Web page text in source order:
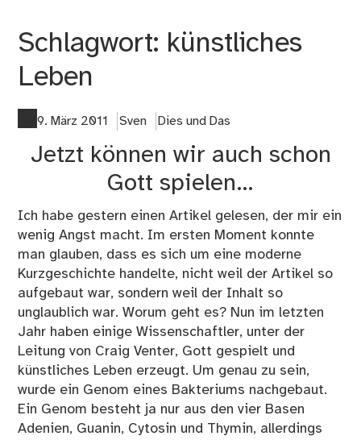
Schlagwort: künstliches
Leben
9. März 2011 Sven Dies und Das
Jetzt können wir auch schon
Gott spielen…
Ich habe gestern einen Artikel gelesen, der mir ein
wenig Angst macht. Im ersten Moment konnte
man glauben, dass es sich um eine moderne
Kurzgeschichte handelte, nicht weil der Artikel so
aufgebaut war, sondern weil der Inhalt so
unglaublich war. Worum geht es? Nun im letzten
Jahr haben einige Wissenschaftler, unter der
Leitung von Craig Venter, Gott gespielt und
künstliches Leben erzeugt. Um genau zu sein,
wurde ein Genom eines Bakteriums nachgebaut.
Ein Genom besteht ja nur aus den vier Basen
Adenien, Guanin, Cytosin und Thymin, allerdings